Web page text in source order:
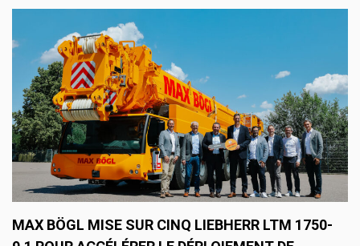
MAX BÖGL MISE SUR CINQ LIEBHERR LTM 1750-